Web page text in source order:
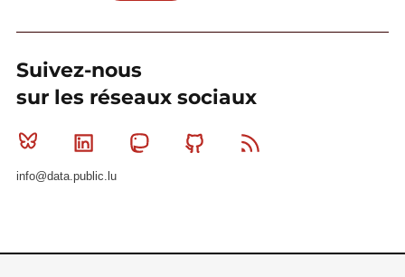
Suivez-nous
sur les réseaux sociaux
Bluesky Linkedin MastodonGithub
info@data.public.lu